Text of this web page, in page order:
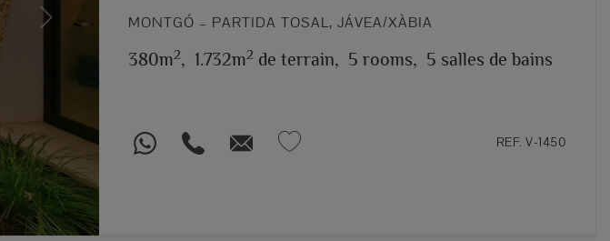
Next MONTGÓ – PARTIDA TOSAL, JÁVEA/XÀBIA
380m2, 1.732m2 de terrain, 5 rooms, 5 salles de bains
REF. V-1450